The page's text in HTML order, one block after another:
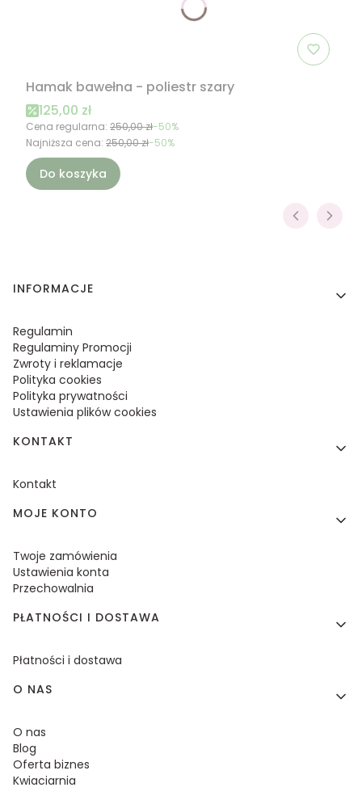
Hamak bawełna - poliestr szary
Cena promocyjna
125,00 zł
Cena regularna: 250,00 zł-50%
Najniższa cena: 250,00 zł-50%
Do koszyka
Linki w stopce
INFORMACJE
Regulamin
Regulaminy Promocji
Zwroty i reklamacje
Polityka cookies
Polityka prywatności
Ustawienia plików cookies
KONTAKT
Kontakt
MOJE KONTO
Twoje zamówienia
Ustawienia konta
Przechowalnia
PŁATNOŚCI I DOSTAWA
Płatności i dostawa
O NAS
O nas
Blog
Oferta biznes
Kwiaciarnia